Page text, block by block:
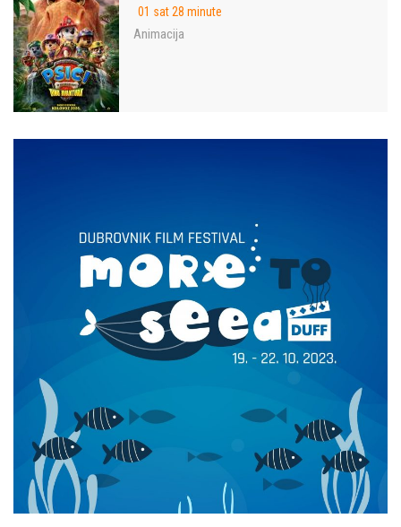
01 sat 28 minute
Animacija